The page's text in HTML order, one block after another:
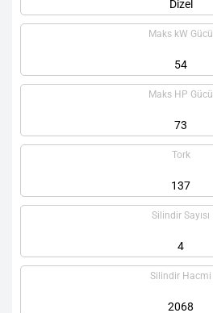
Dizel
Maks kW Gücü
54
Maks HP Gücü
73
Tork
137
Silindir Sayısı
4
Silindir Hacmi
2068